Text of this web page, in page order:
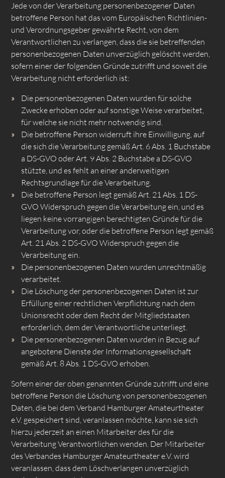
Jede von der Verarbeitung personenbezogener Daten
betroffene Person hat das vom Europäischen Richtlinien-
und Verordnungsgeber gewährte Recht, von dem
Verantwortlichen zu verlangen, dass die sie betreffenden
personenbezogenen Daten unverzüglich gelöscht werden,
sofern einer der folgenden Gründe zutrifft und soweit die
Verarbeitung nicht erforderlich ist:
Die personenbezogenen Daten wurden für solche
Zwecke erhoben oder auf sonstige Weise verarbeitet,
für welche sie nicht mehr notwendig sind.
Die betroffene Person widerruft ihre Einwilligung, auf
die sich die Verarbeitung gemäß Art. 6 Abs. 1 Buchstabe
a DS-GVO oder Art. 9 Abs. 2 Buchstabe a DS-GVO
stützte, und es fehlt an einer anderweitigen
Rechtsgrundlage für die Verarbeitung.
Die betroffene Person legt gemäß Art. 21 Abs. 1 DS-
GVO Widerspruch gegen die Verarbeitung ein, und es
liegen keine vorrangigen berechtigten Gründe für die
Verarbeitung vor, oder die betroffene Person legt gemäß
Art. 21 Abs. 2 DS-GVO Widerspruch gegen die
Verarbeitung ein.
Die personenbezogenen Daten wurden unrechtmäßig
verarbeitet.
Die Löschung der personenbezogenen Daten ist zur
Erfüllung einer rechtlichen Verpflichtung nach dem
Unionsrecht oder dem Recht der Mitgliedstaaten
erforderlich, dem der Verantwortliche unterliegt.
Die personenbezogenen Daten wurden in Bezug auf
angebotene Dienste der Informationsgesellschaft
gemäß Art. 8 Abs. 1 DS-GVO erhoben.
Sofern einer der oben genannten Gründe zutrifft und eine
betroffene Person die Löschung von personenbezogenen
Daten, die bei dem Verband Hamburger Amateurtheater
e.V. gespeichert sind, veranlassen möchte, kann sie sich
hierzu jederzeit an einen Mitarbeiter des für die
Verarbeitung Verantwortlichen wenden. Der Mitarbeiter
des Verbandes Hamburger Amateurtheater e.V. wird
veranlassen, dass dem Löschverlangen unverzüglich